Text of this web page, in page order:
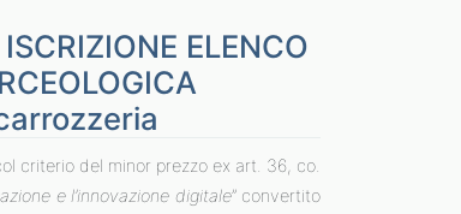
ELENCO
criterio del minor prezzo ex art. 36, co.
e l’innovazione digitale” convertito